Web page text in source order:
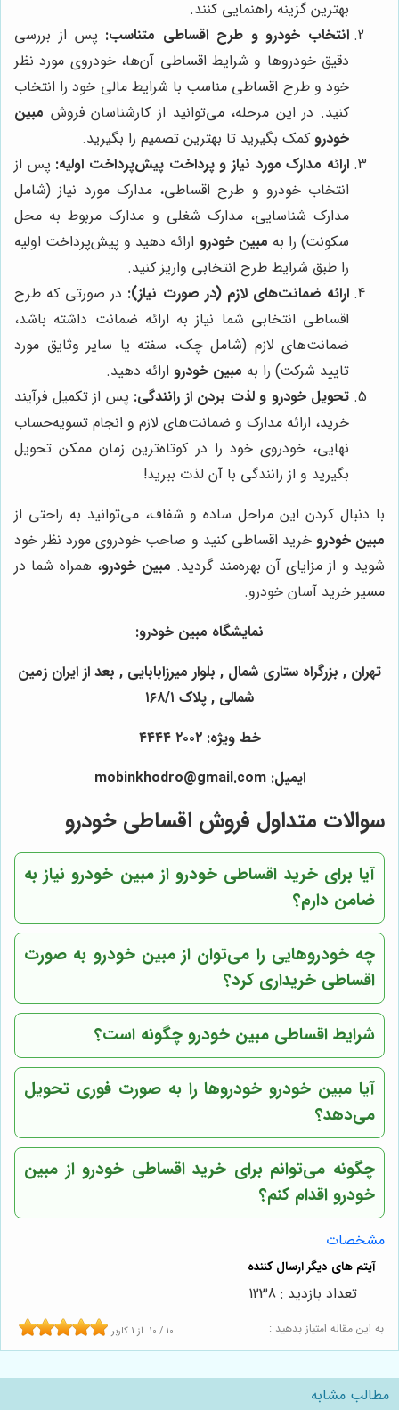
بهترین گزینه راهنمایی کنند.
انتخاب خودرو و طرح اقساطی متناسب: پس از بررسی
دقیق خودروها و شرایط اقساطی آن‌ها، خودروی مورد نظر
خود و طرح اقساطی مناسب با شرایط مالی خود را انتخاب
کنید. در این مرحله، می‌توانید از کارشناسان فروش مبین
خودرو کمک بگیرید تا بهترین تصمیم را بگیرید.
ارائه مدارک مورد نیاز و پرداخت پیش‌پرداخت اولیه: پس از
انتخاب خودرو و طرح اقساطی، مدارک مورد نیاز (شامل
مدارک شناسایی، مدارک شغلی و مدارک مربوط به محل
سکونت) را به مبین خودرو ارائه دهید و پیش‌پرداخت اولیه
را طبق شرایط طرح انتخابی واریز کنید.
ارائه ضمانت‌های لازم (در صورت نیاز): در صورتی که طرح
اقساطی انتخابی شما نیاز به ارائه ضمانت داشته باشد،
ضمانت‌های لازم (شامل چک، سفته یا سایر وثایق مورد
تایید شرکت) را به مبین خودرو ارائه دهید.
تحویل خودرو و لذت بردن از رانندگی: پس از تکمیل فرآیند
خرید، ارائه مدارک و ضمانت‌های لازم و انجام تسویه‌حساب
نهایی، خودروی خود را در کوتاه‌ترین زمان ممکن تحویل
بگیرید و از رانندگی با آن لذت ببرید!
با دنبال کردن این مراحل ساده و شفاف، می‌توانید به راحتی از
مبین خودرو خرید اقساطی کنید و صاحب خودروی مورد نظر خود
شوید و از مزایای آن بهره‌مند گردید. مبین خودرو، همراه شما در
مسیر خرید آسان خودرو.
نمایشگاه مبین خودرو:
تهران , بزرگراه ستاری شمال , بلوار میرزابابایی , بعد از ایران زمین
شمالی , پلاک ۱۶۸/۱
خط ویژه: ۲۰۰۲ ۴۴۴۴
ایمیل: mobinkhodro@gmail.com
سوالات متداول فروش اقساطی خودرو
آیا برای خرید اقساطی خودرو از مبین خودرو نیاز به
ضامن دارم؟
چه خودروهایی را می‌توان از مبین خودرو به صورت
اقساطی خریداری کرد؟
شرایط اقساطی مبین خودرو چگونه است؟
آیا مبین خودرو خودروها را به صورت فوری تحویل
می‌دهد؟
چگونه می‌توانم برای خرید اقساطی خودرو از مبین
خودرو اقدام کنم؟
مشخصات
به این مقاله امتیاز بدهید : 10 / 10 از 1 کاربر
تعداد بازدید : 1238
مطالب مشابه